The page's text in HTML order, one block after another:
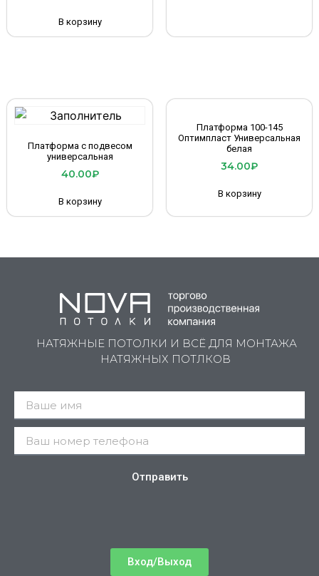
В корзину
Платформа с подвесом
универсальная
40.00₽
В корзину
Платформа 100-145
Оптимпласт Универсальная
белая
34.00₽
В корзину
НАТЯЖНЫЕ ПОТОЛКИ И ВСЁ ДЛЯ МОНТАЖА
НАТЯЖНЫХ ПОТЛКОВ
Отправить
Вход/Выход